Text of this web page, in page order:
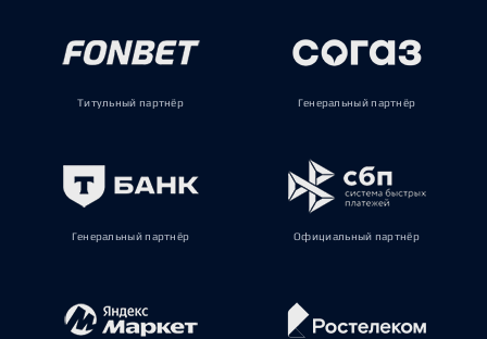
Титульный партнёр Генеральный партнёр
Генеральный партнёр Официальный партнёр